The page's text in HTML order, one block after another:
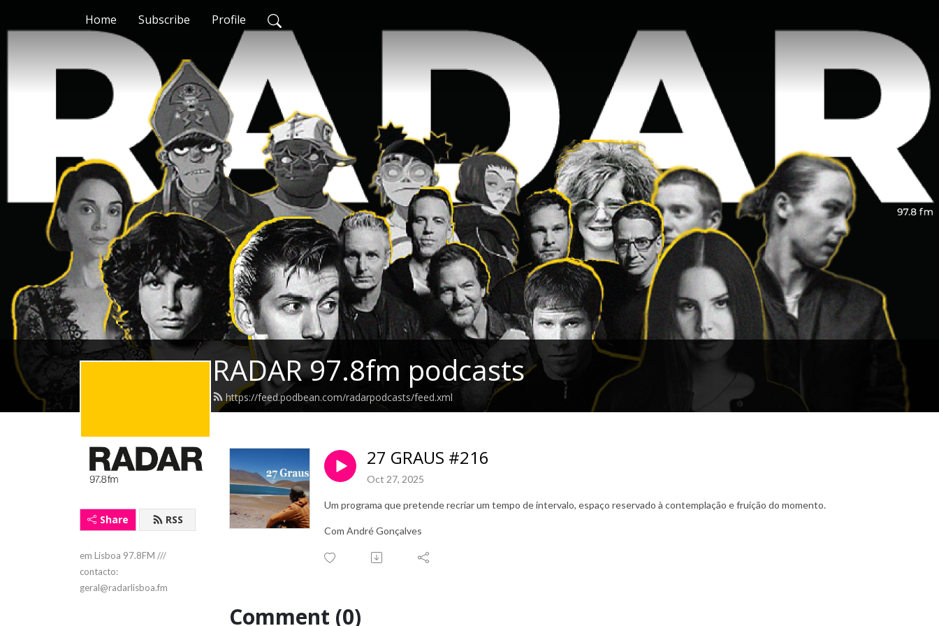
Home Subscribe Profile
RADAR 97.8fm podcasts
https://feed.podbean.com/radarpodcasts/feed.xml
Share RSS
em Lisboa 97.8FM ///
contacto:
geral@radarlisboa.fm
27 GRAUS #216
Oct 27, 2025
Um programa que pretende recriar um tempo de intervalo, espaço reservado à contemplação e fruição do momento.
Com André Gonçalves
Comment (0)